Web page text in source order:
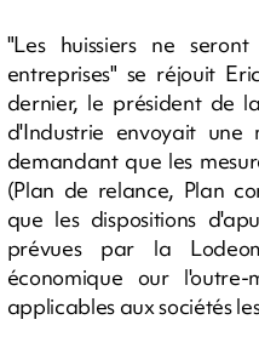
"Les huissiers ne
entreprises" se réjouit
dernier, le président de
d'Industrie envoyait une
demandant que les
(Plan de relance, Plan
que les dispositions
prévues par la
économique our l'outre-
applicables aux sociétés